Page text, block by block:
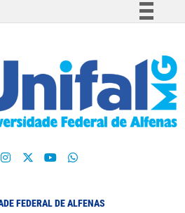
Participe
Acesso à informação
Legislação
FEDERAL DE ALFENAS